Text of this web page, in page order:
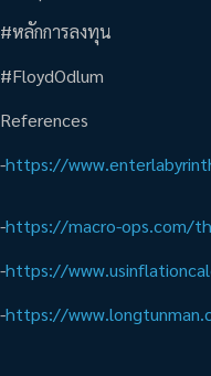
#หลักการลงทุน
#FloydOdlum
References
-​​https://
-https://macro-ops.com/
-https://
-https://